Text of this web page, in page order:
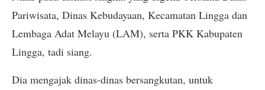
Pariwisata, Dinas Kebudayaan, Kecamatan Lingga dan
Lembaga Adat Melayu (LAM), serta PKK Kabupaten
Lingga, tadi siang.
Dia mengajak dinas-dinas bersangkutan, untuk